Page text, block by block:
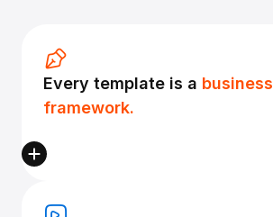
Every template is a business
framework.